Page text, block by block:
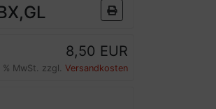
8,50 EUR
% MwSt. zzgl. Versandkosten